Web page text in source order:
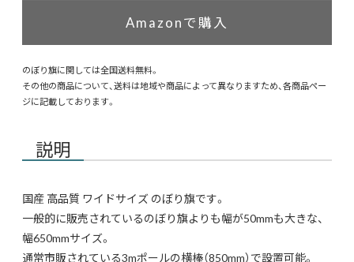
Amazonで購入
のぼり旗に関しては全国送料無料。
その他の商品について、送料は地域や商品によって異なりますため、各商品ペー
ジに記載しております。
説明
国産 高品質 ワイドサイズ のぼり旗です。
一般的に販売されているのぼり旗よりも幅が50mmも大きな、
幅650mmサイズ。
通常市販されている3mポールの横棒（850mm）で設置可能。